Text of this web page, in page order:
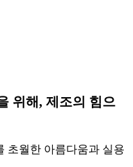
위해, 제조의 힘으
초월한 아름다움과 실용